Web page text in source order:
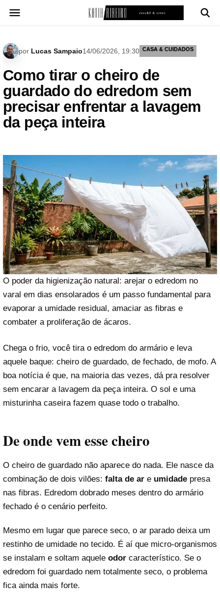
para
por Lucas Sampaio14/06/2026, 19:30 CASA & CUIDADOS
Como tirar o cheiro de
guardado do edredom sem
precisar enfrentar a lavagem
da peça inteira
O poder da higienização natural: arejar o edredom no
varal em dias ensolarados é um passo fundamental para
evaporar a umidade residual, amaciar as fibras e
combater a proliferação de ácaros.
Chega o frio, você tira o edredom do armário e leva
aquele baque: cheiro de guardado, de fechado, de mofo. A
boa notícia é que, na maioria das vezes, dá pra resolver
sem encarar a lavagem da peça inteira. O sol e uma
misturinha caseira fazem quase todo o trabalho.
De onde vem esse cheiro
O cheiro de guardado não aparece do nada. Ele nasce da
combinação de dois vilões: falta de ar e umidade presa
nas fibras. Edredom dobrado meses dentro do armário
fechado é o cenário perfeito.
Mesmo em lugar que parece seco, o ar parado deixa um
restinho de umidade no tecido. É aí que micro-organismos
se instalam e soltam aquele odor característico. Se o
edredom foi guardado nem totalmente seco, o problema
fica ainda mais forte.